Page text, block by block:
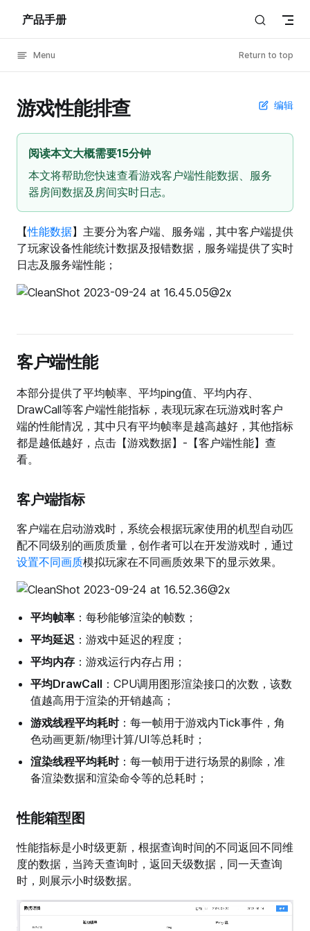
Skip to content
产品手册
Menu Return to top
编辑
游戏性能排查
阅读本文大概需要15分钟
本文将帮助您快速查看游戏客户端性能数据、服务
器房间数据及房间实时日志。
【性能数据】主要分为客户端、服务端，其中客户端提供
了玩家设备性能统计数据及报错数据，服务端提供了实时
日志及服务端性能；
客户端性能
本部分提供了平均帧率、平均ping值、平均内存、
DrawCall等客户端性能指标，表现玩家在玩游戏时客户
端的性能情况，其中只有平均帧率是越高越好，其他指标
都是越低越好，点击【游戏数据】-【客户端性能】查
看。
客户端指标
客户端在启动游戏时，系统会根据玩家使用的机型自动匹
配不同级别的画质质量，创作者可以在开发游戏时，通过
设置不同画质模拟玩家在不同画质效果下的显示效果。
平均帧率 ：每秒能够渲染的帧数；
平均延迟 ：游戏中延迟的程度；
平均内存 ：游戏运行内存占用；
平均DrawCall ：CPU调用图形渲染接口的次数，该数
值越高用于渲染的开销越高；
游戏线程平均耗时：每一帧用于游戏内Tick事件，角
色动画更新/物理计算/UI等总耗时；
渲染线程平均耗时：每一帧用于进行场景的剔除，准
备渲染数据和渲染命令等的总耗时；
性能箱型图
性能指标是小时级更新，根据查询时间的不同返回不同维
度的数据，当跨天查询时，返回天级数据，同一天查询
时，则展示小时级数据。